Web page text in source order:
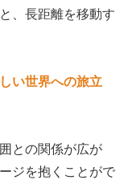
、長距離を移動す
しい世界への旅立
との関係が広が
ジを抱くことがで